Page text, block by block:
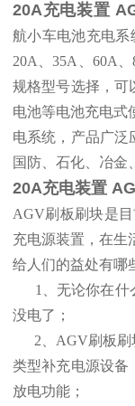
20A充电装置
航小车电池充电系
20A、35A、60A
规格型号选择，可
电池等电池充电式
电系统，产品广泛
国防、石化、冶金
20A充电装置
AGV刷板刷块是
充电源装置，在生
给人们的益处有哪
1、无论你在什
没电了；
2、AGV刷板刷
类型补充电源设备
放电功能；